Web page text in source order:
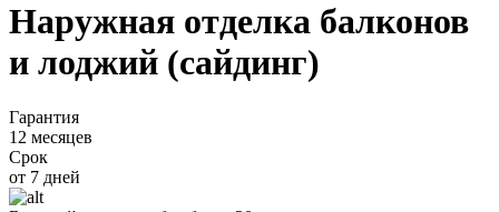
Наружная отделка балконов
и лоджий (сайдинг)
Гарантия
12 месяцев
Срок
от 7 дней